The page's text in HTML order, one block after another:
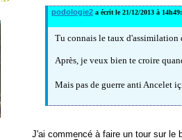
podologie2 a écrit le 21/12/2013 à 14h49:
Tu connais le taux d'assimilation
Après, je veux bien te croire
Mais pas de guerre anti Ancelet
J'ai commencé à faire un tour sur le